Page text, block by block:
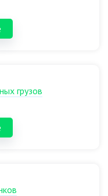
грузов